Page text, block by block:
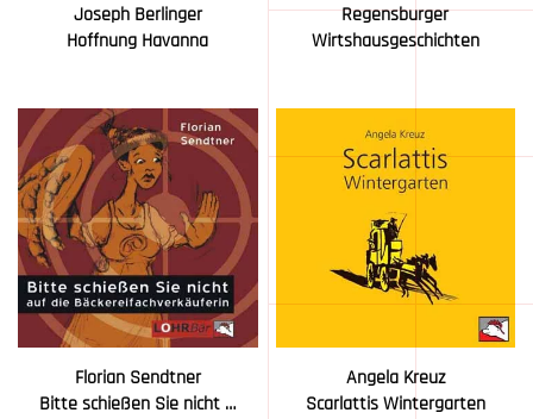
Joseph Berlinger
Hoffnung Havanna
Regensburger
Wirtshausgeschichten
Florian Sendtner
Bitte schießen Sie nicht …
Angela Kreuz
Scarlattis Wintergarten